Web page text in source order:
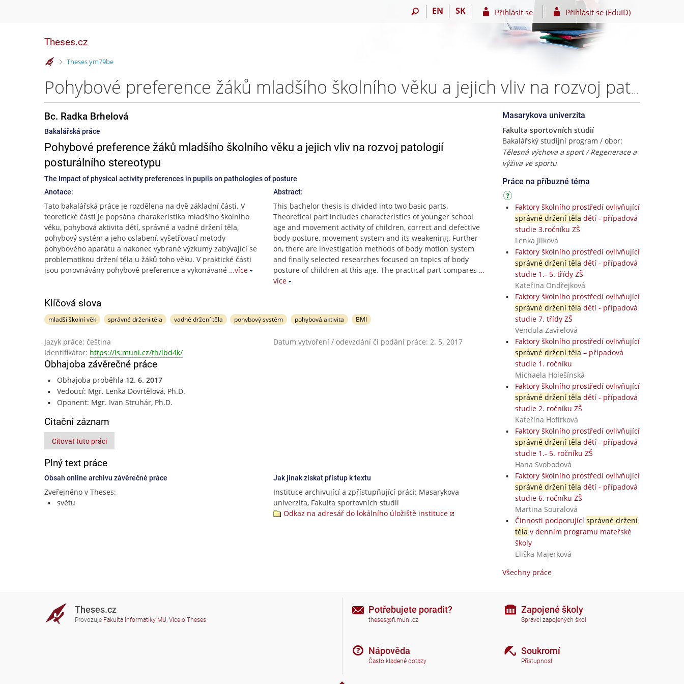
EN SK Přihlásit se Přihlásit se (EduID)
Theses.cz
>
Theses ym79be
Pohybové preference žáků mladšího školního věku a jejich vliv na rozvoj patologií posturálního stereotypu – Bc. Radka Brhelová
Bc. Radka Brhelová
Bakalářská práce
Pohybové preference žáků mladšího školního věku a jejich vliv na rozvoj patologií
posturálního stereotypu
The Impact of physical activity preferences in pupils on pathologies of posture
Anotace:
Tato bakalářská práce je rozdělena na dvě základní části. V
teoretické části je popsána charakeristika mladšího školního
věku, pohybová aktivita dětí, správné a vadné držení těla,
pohybový systém a jeho oslabení, vyšetřovací metody
pohybového aparátu a nakonec vybrané výzkumy zabývající se
problematikou držení těla u žáků toho věku. V praktické části
jsou porovnávány pohybové preference a vykonávané …více
Abstract:
This bachelor thesis is divided into two basic parts.
Theoretical part includes characteristics of younger school
age and movement activity of children, correct and defective
body posture, movement system and its weakening. Further
on, there are investigation methods of body motion system
and finally selected researches focused on topics of body
posture of children at this age. The practical part compares …
více
Klíčová slova
mladší školní věk správné držení těla vadné držení těla pohybový systém pohybová aktivita BMI
Jazyk práce: čeština
Datum vytvoření / odevzdání či podání práce: 2. 5. 2017
Identifikátor: https://is.muni.cz/th/lbd4k/
Obhajoba závěrečné práce
Obhajoba proběhla 12. 6. 2017
Vedoucí: Mgr. Lenka Dovrtělová, Ph.D.
Oponent: Mgr. Ivan Struhár, Ph.D.
Citační záznam
Citovat tuto práci
Plný text práce
Obsah online archivu závěrečné práce
Zveřejněno v Theses:
světu
Jak jinak získat přístup k textu
Instituce archivující a zpřístupňující práci: Masarykova
univerzita, Fakulta sportovních studií
Odkaz na adresář do lokálního úložiště instituce
Masarykova univerzita
Fakulta sportovních studií
Bakalářský studijní program / obor:
Tělesná výchova a sport / Regenerace a
výživa ve sportu
Práce na příbuzné téma
Faktory školního prostředí ovlivňující
správné držení těla dětí - případová
studie 3.ročníku ZŠ
Lenka Jílková
Faktory školního prostředí ovlivňující
správné držení těla dětí - případová
studie 1.- 5. třídy ZŠ
Kateřina Ondřejková
Faktory školního prostředí ovlivňující
správné držení těla dětí - případová
studie 7. třídy ZŠ
Vendula Zavřelová
Faktory školního prostředí ovlivňující
správné držení těla – případová
studie 1. ročníku
Michaela Holešínská
Faktory školního prostředí ovlivňující
správné držení těla dětí - případová
studie 2. ročníku ZŠ
Kateřina Hofírková
Faktory školního prostředí ovlivňující
správné držení těla dětí - případová
studie 1.- 5. ročníku ZŠ
Hana Svobodová
Faktory školního prostředí ovlivňující
správné držení těla dětí - případová
studie 6. ročníku ZŠ
Martina Souralová
Činnosti podporující správné držení
těla v denním programu mateřské
školy
Eliška Majerková
Všechny práce
Theses.cz
Provozuje Fakulta informatiky MU, Více o Theses
Potřebujete poradit?
theses@fi.muni.cz
Nápověda
Často kladené dotazy
Zapojené školy
Správci zapojených škol
Soukromí
Přístupnost